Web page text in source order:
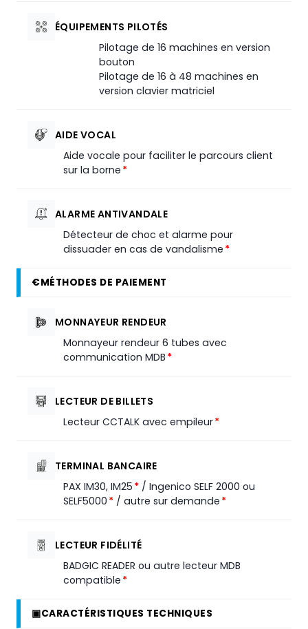
ÉQUIPEMENTS PILOTÉS
Pilotage de 16 machines en version
bouton
Pilotage de 16 à 48 machines en
version clavier matriciel
AIDE VOCAL
Aide vocale pour faciliter le parcours client
sur la borne *
ALARME ANTIVANDALE
Détecteur de choc et alarme pour
dissuader en cas de vandalisme *
€MÉTHODES DE PAIEMENT
MONNAYEUR RENDEUR
Monnayeur rendeur 6 tubes avec
communication MDB *
LECTEUR DE BILLETS
Lecteur CCTALK avec empileur*
TERMINAL BANCAIRE
PAX IM30, IM25 * / Ingenico SELF 2000 ou
SELF5000 * / autre sur demande *
LECTEUR FIDÉLITÉ
BADGIC READER ou autre lecteur MDB
compatible *
▣CARACTÉRISTIQUES TECHNIQUES